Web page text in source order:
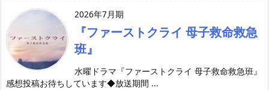
2026年7月期
『ファーストクライ 母子救命救急
班』
水曜ドラマ『ファーストクライ 母子救命救急班』
感想投稿お待ちしています◆放送期間 ...